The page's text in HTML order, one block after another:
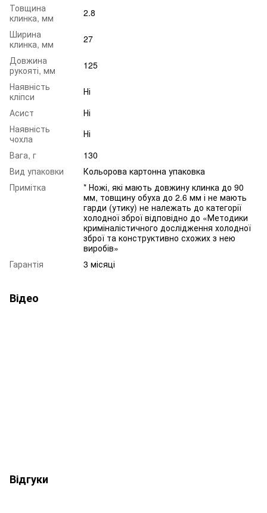
Товщина
клинка, мм
2.8
Ширина
клинка, мм
27
Довжина
рукояті, мм
125
Наявність
кліпси
Ні
Асист
Ні
Наявність
чохла
Ні
Вага, г
130
Вид упаковки
Кольорова картонна упаковка
Примітка
* Ножі, які мають довжину клинка до 90
мм, товщину обуха до 2.6 мм і не мають
гарди (утику) не належать до категорії
холодної зброї відповідно до «Методики
криміналістичного дослідження холодної
зброї та конструктивно схожих з нею
виробів»
Гарантія
3 місяці
Відео
Відгуки